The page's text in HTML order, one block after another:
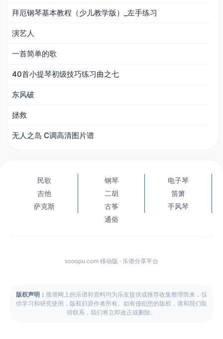
拜厄钢琴基本教程（少儿教学版）_左手练习
演艺人
一首简单的歌
40首小提琴初级技巧练习曲之七
东风破
拯救
无人之岛 C调高清图片谱
民歌 钢琴
电子琴
吉他
二胡
笛箫
萨克斯
古筝
手风琴
通俗
sooopu.com 移动版 · 乐谱分享平台
版权声明： 搜谱网上的乐谱和资料均为乐友提供或推荐收集整理而来，仅
供学习和研究使用，版权归原作者所有。如有侵犯您的版权，请和我们取
得联系，我们将立即改正或删除。